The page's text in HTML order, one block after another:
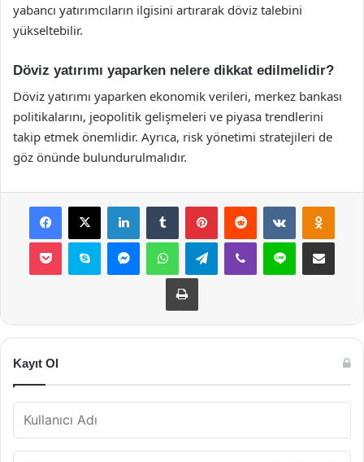
yabancı yatırımcıların ilgisini artırarak döviz talebini
yükseltebilir.
Döviz yatırımı yaparken nelere dikkat edilmelidir?
Döviz yatırımı yaparken ekonomik verileri, merkez bankası
politikalarını, jeopolitik gelişmeleri ve piyasa trendlerini
takip etmek önemlidir. Ayrıca, risk yönetimi stratejileri de
göz önünde bulundurulmalıdır.
Facebook
X LinkedInTumblr PinterestReddit VKontakte
Pocket Skype MessengerWhatsAppTelegramViber Line E-Posta ile
Yazdır
Kayıt Ol